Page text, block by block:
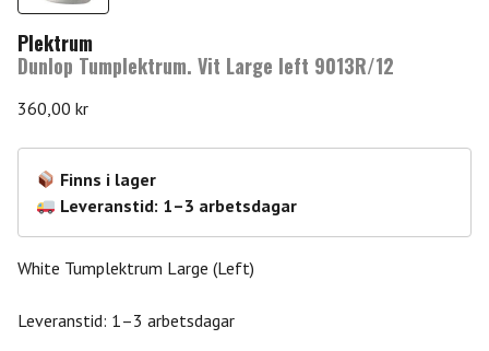
Plektrum
Dunlop Tumplektrum. Vit Large left 9013R/12
360,00 kr
Finns i lager
Leveranstid: 1–3 arbetsdagar
White Tumplektrum Large (Left)
Leveranstid: 1–3 arbetsdagar